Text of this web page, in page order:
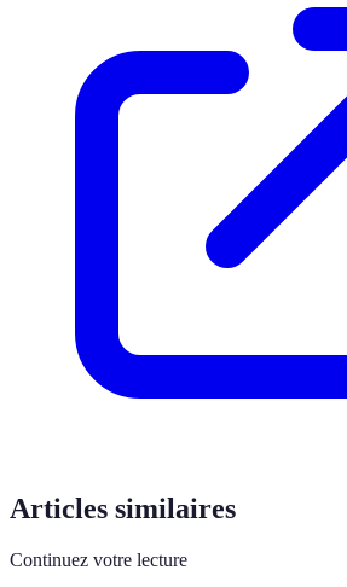
Articles similaires
Continuez votre lecture